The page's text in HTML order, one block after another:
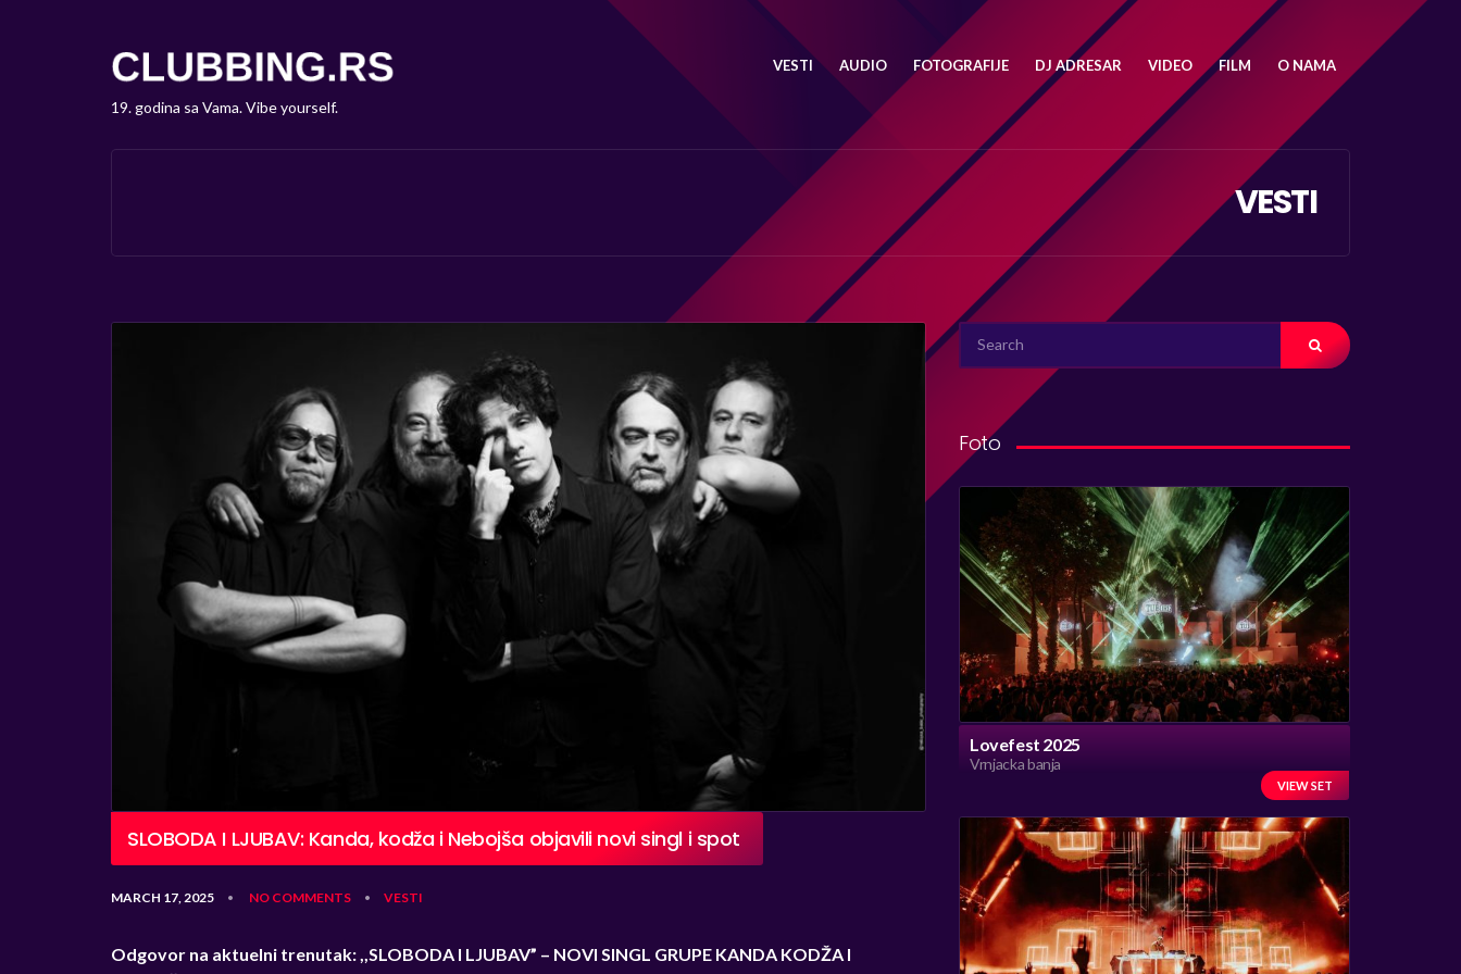
19. godina sa Vama. Vibe yourself.
VESTI AUDIO FOTOGRAFIJE DJ ADRESAR VIDEO FILM O NAMA
VESTI
SLOBODA I LJUBAV: Kanda, kodža i Nebojša objavili novi singl i spot
MARCH 17, 2025 • NO COMMENTS • VESTI
Odgovor na aktuelni trenutak: ,,SLOBODA I LJUBAV” – NOVI SINGL GRUPE KANDA KODŽA I
SEARCH
FOR:
Foto
Lovefest 2025
Vrnjacka banja
VIEW SET